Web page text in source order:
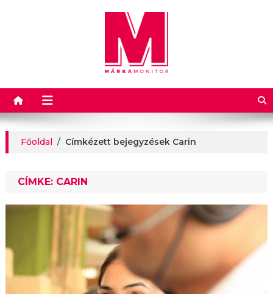
Márkamonitor
Főoldal / Címkézett bejegyzések Carin
CÍMKE: CARIN